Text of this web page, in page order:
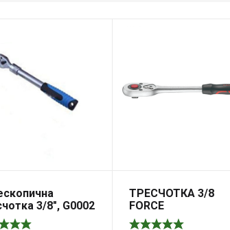
3/8″, G0002
ТРЕСЧОТКА 3/8
FORCE